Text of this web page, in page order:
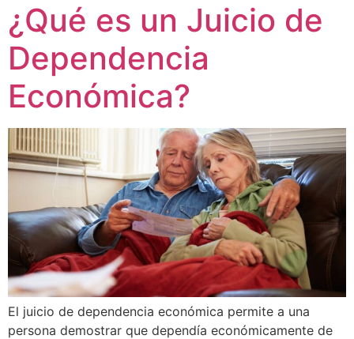
¿Qué es un Juicio de
Dependencia
Económica?
El juicio de dependencia económica permite a una
persona demostrar que dependía económicamente de